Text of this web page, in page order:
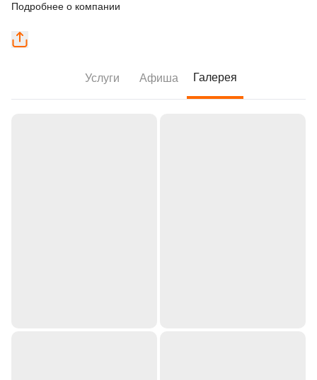
Подробнее о компании
Услуги Афиша Галерея